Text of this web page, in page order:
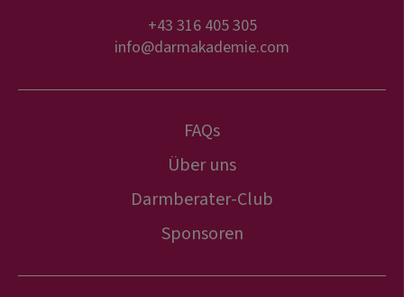
+43 316 405 305
info@darmakademie.com
FAQs
Über uns
Darmberater-Club
Sponsoren